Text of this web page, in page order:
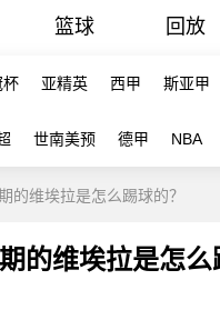
篮球 回放
杯 亚精英 西甲 斯亚甲
世南美预 德甲 NBA
的维埃拉是怎么踢球的？
的维埃拉是怎么